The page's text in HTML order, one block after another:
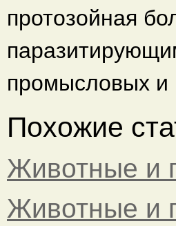
протозойная
промысловых
Похожие
Животные и
Животные и